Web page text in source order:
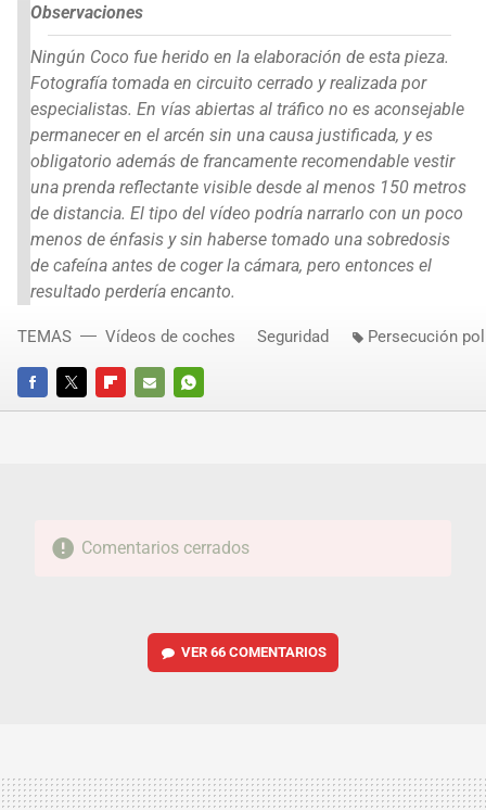
Observaciones
Ningún Coco fue herido en la elaboración de esta pieza.
Fotografía tomada en circuito cerrado y realizada por
especialistas. En vías abiertas al tráfico no es aconsejable
permanecer en el arcén sin una causa justificada, y es
obligatorio además de francamente recomendable vestir
una prenda reflectante visible desde al menos 150 metros
de distancia. El tipo del vídeo podría narrarlo con un poco
menos de énfasis y sin haberse tomado una sobredosis
de cafeína antes de coger la cámara, pero entonces el
resultado perdería encanto.
FACEBOOKTWITTERFLIPBOARD
E-
WHATSAPP
TEMAS Vídeos de coches Seguridad Persecución
Comentarios cerrados
VER 66 COMENTARIOS